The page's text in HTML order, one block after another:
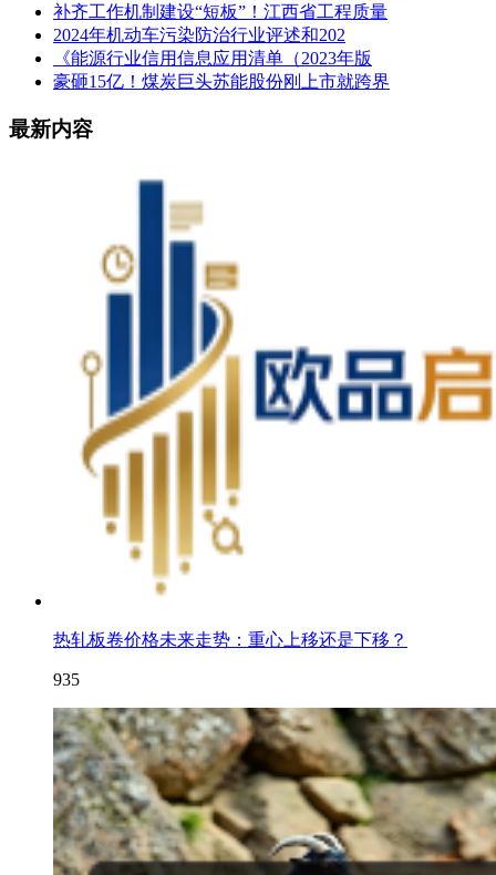
补齐工作机制建设“短板”！江西省工程质量
2024年机动车污染防治行业评述和202
《能源行业信用信息应用清单（2023年版
豪砸15亿！煤炭巨头苏能股份刚上市就跨界
最新内容
热轧板卷价格未来走势：重心上移还是下移？
935